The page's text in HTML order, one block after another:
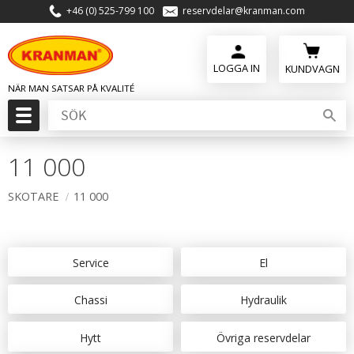
Meny
+46 (0) 525-799 100 reservdelar@kranman.com
KUNDVAGN
11 000
SKOTARE 11 000
Service El
Chassi Hydraulik
Hytt Övriga reservdelar